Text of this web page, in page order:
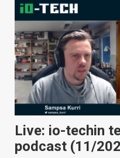
Live: io-techin
podcast (11/